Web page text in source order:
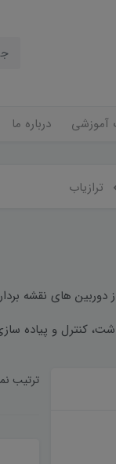
آموزشی درباره ما
ترازیاب
دوربین های نقشه
کنترل و پیاده
ترتیب